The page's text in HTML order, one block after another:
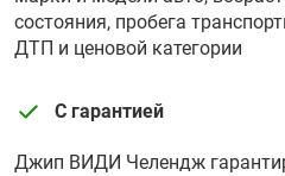
состояния, пробега
ДТП и ценовой категории
С гарантией
Джип ВИДИ Челендж